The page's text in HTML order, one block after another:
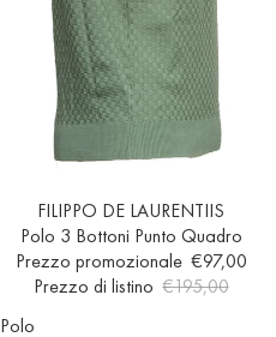
EsauritoFILIPPO DE LAURENTIIS
Polo 3 Bottoni Punto Quadro
Prezzo promozionale €97,00
Prezzo di listino €195,00
Polo